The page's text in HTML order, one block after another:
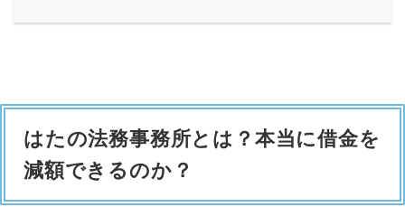
はたの法務事務所とは？本当に借金を
減額できるのか？